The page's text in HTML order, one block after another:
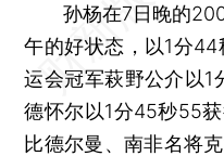
孙杨在7日晚的200
午的好状态，以1分
运会冠军萩野公介以1
德怀尔以1分45秒55
比德尔曼、南非名将